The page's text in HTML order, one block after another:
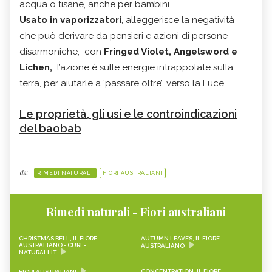
acqua o tisane, anche per bambini.
Usato in vaporizzatori, alleggerisce la negatività
che può derivare da pensieri e azioni di persone
disarmoniche; con Fringed Violet, Angelsword e
Lichen, l’azione è sulle energie intrappolate sulla
terra, per aiutarle a ‘passare oltre’, verso la Luce.
Le proprietà, gli usi e le controindicazioni
del baobab
da: RIMEDI NATURALI FIORI AUSTRALIANI
Rimedi naturali - Fiori australiani
CHRISTMAS BELL, IL FIORE
AUSTRALIANO - CURE-
NATURALI.IT
AUTUMN LEAVES, IL FIORE
AUSTRALIANO